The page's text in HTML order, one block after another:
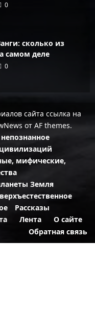
0
сколько из
самом деле
0
сайта ссылка на
от AF themes.
мифические,
Земля
Рассказы
Лента
О сайте
Обратная связь